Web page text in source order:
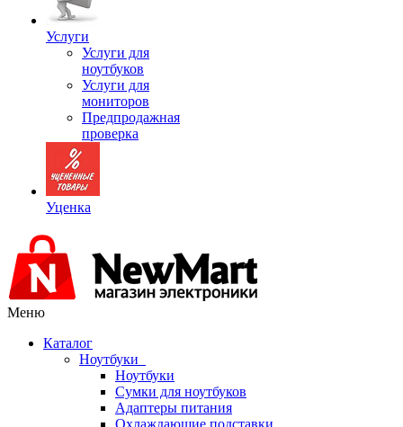
Услуги
Услуги для
ноутбуков
Услуги для
мониторов
Предпродажная
проверка
Уценка
Меню
Каталог
Ноутбуки
Ноутбуки
Сумки для ноутбуков
Адаптеры питания
Охлаждающие подставки